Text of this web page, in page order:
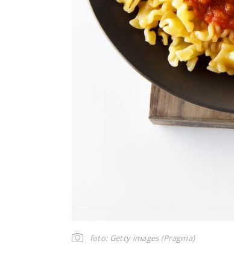
foto: Getty images (Pragma)